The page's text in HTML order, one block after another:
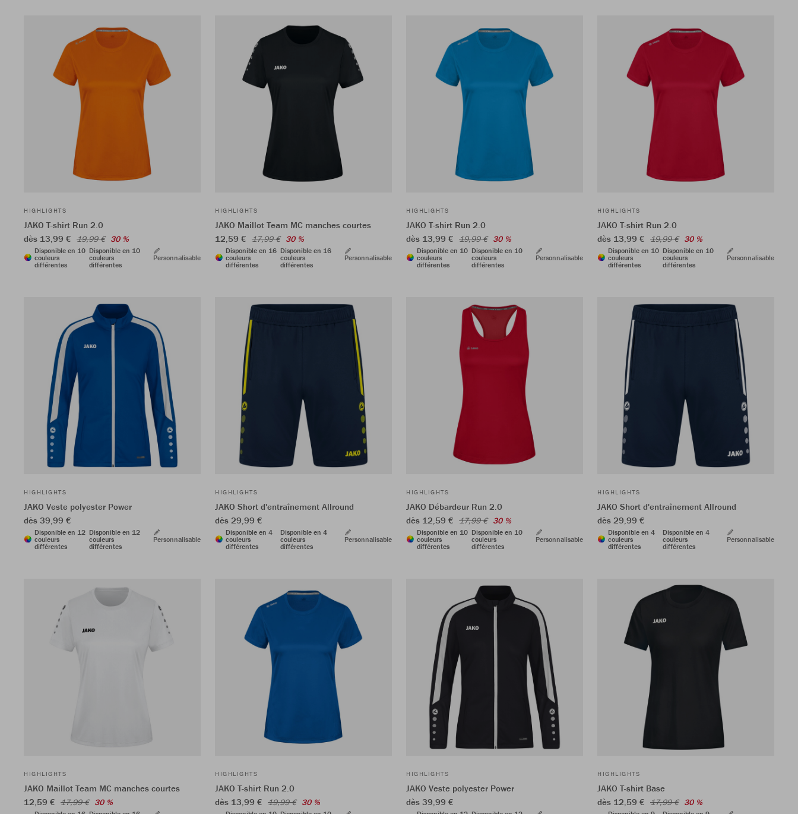
HIGHLIGHTS
JAKO T-shirt Run 2.0
dès 13,99 € 19,99 € 30 %
Disponible en 10
couleurs
différentes
Disponible en 10
couleurs
différentes
Personnalisable
HIGHLIGHTS
JAKO Maillot Team MC manches courtes
12,59 € 17,99 € 30 %
Disponible en 16
couleurs
différentes
Disponible en 16
couleurs
différentes
Personnalisable
HIGHLIGHTS
JAKO T-shirt Run 2.0
dès 13,99 € 19,99 € 30 %
Disponible en 10
couleurs
différentes
Disponible en 10
couleurs
différentes
Personnalisable
HIGHLIGHTS
JAKO T-shirt Run 2.0
dès 13,99 € 19,99 € 30 %
Disponible en 10
couleurs
différentes
Disponible en 10
couleurs
différentes
Personnalisable
HIGHLIGHTS
JAKO Veste polyester Power
dès 39,99 €
Disponible en 12
couleurs
différentes
Disponible en 12
couleurs
différentes
Personnalisable
HIGHLIGHTS
JAKO Short d'entraînement Allround
dès 29,99 €
Disponible en 4
couleurs
différentes
Disponible en 4
couleurs
différentes
Personnalisable
HIGHLIGHTS
JAKO Débardeur Run 2.0
dès 12,59 € 17,99 € 30 %
Disponible en 10
couleurs
différentes
Disponible en 10
couleurs
différentes
Personnalisable
HIGHLIGHTS
JAKO Short d'entraînement Allround
dès 29,99 €
Disponible en 4
couleurs
différentes
Disponible en 4
couleurs
différentes
Personnalisable
HIGHLIGHTS
JAKO Maillot Team MC manches courtes
12,59 € 17,99 € 30 %
HIGHLIGHTS
JAKO T-shirt Run 2.0
dès 13,99 € 19,99 € 30 %
HIGHLIGHTS
JAKO Veste polyester Power
dès 39,99 €
HIGHLIGHTS
JAKO T-shirt Base
dès 12,59 € 17,99 € 30 %